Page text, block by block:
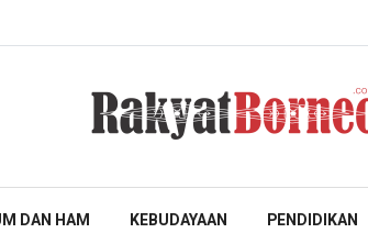
DAN HAM KEBUDAYAAN PENDIDIKAN